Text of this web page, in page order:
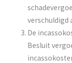
verschuldigd
De
Besluit